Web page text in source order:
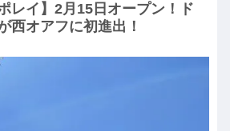
レイ】2月15日オープン！ド
西オアフに初進出！